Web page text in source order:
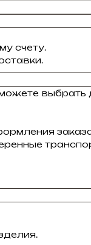
счету.
выбрать